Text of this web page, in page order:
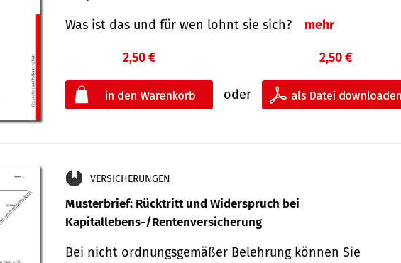
Was ist das und für wen lohnt sie sich? mehr
2,50 €
oder
2,50 €
VERSICHERUNGEN
Musterbrief: Rücktritt und Widerspruch bei
Kapitallebens-/Rentenversicherung
Bei nicht ordnungsgemäßer Belehrung können Sie